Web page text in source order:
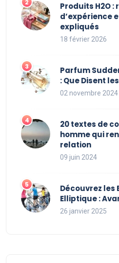
Produits H2O :
d’expérience
expliqués
18 février 2026
Parfum
: Que Disent
02 novembre 2024
20 textes de
homme qui
relation
09 juin 2024
Découvrez les
Elliptique :
26 janvier 2025